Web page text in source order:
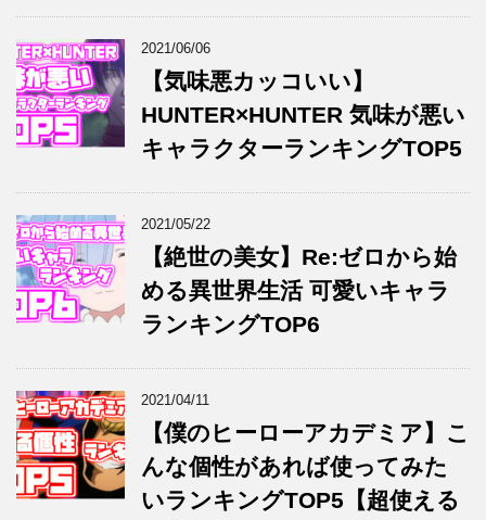
2021/06/06
【気味悪カッコいい】
HUNTER×HUNTER 気味が悪い
キャラクターランキングTOP5
2021/05/22
【絶世の美女】Re:ゼロから始
める異世界生活 可愛いキャラ
ランキングTOP6
2021/04/11
【僕のヒーローアカデミア】こ
んな個性があれば使ってみた
いランキングTOP5【超使える